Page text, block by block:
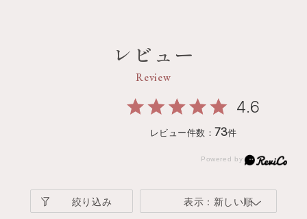
レビュー
Review
4.6
レビュー件数： 73件
絞り込み 表示：新しい順